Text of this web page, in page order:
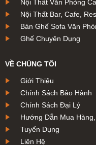
Nội Thất Văn Phòng
Nội Thất Bar, Cafe,
Bàn Ghế Sofa Văn
Ghế Chuyên Dụng
VỀ CHÚNG TÔI
Giới Thiệu
Chính Sách Bảo Hành
Chính Sách Đại Lý
Hướng Dẫn Mua
Tuyển Dụng
Liên Hệ